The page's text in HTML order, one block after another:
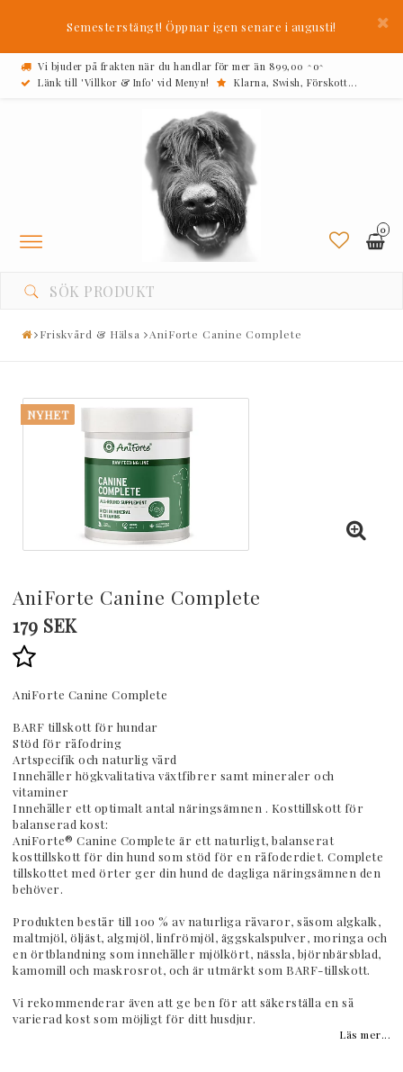
Semesterstängt! Öppnar igen senare i augusti!
Vi bjuder på frakten när du handlar för mer än 899,00 ^o^
Länk till 'Villkor & Info' vid Menyn!
Klarna, Swish, Förskott...
0
Toggle
navigation
Friskvård & Hälsa AniForte Canine Complete
NYHET
AniForte Canine Complete
179 SEK
Lägg till i favoritlistan
AniForte Canine Complete
BARF tillskott för hundar
Stöd för råfodring
Artspecifik och naturlig vård
Innehåller högkvalitativa växtfibrer samt mineraler och
vitaminer
Innehåller ett optimalt antal näringsämnen . Kosttillskott för
balanserad kost:
AniForte® Canine Complete är ett naturligt, balanserat
kosttillskott för din hund som stöd för en råfoderdiet. Complete
tillskottet med örter ger din hund de dagliga näringsämnen den
behöver.
Produkten består till 100 % av naturliga råvaror, såsom algkalk,
maltmjöl, öljäst, algmjöl, linfrömjöl, äggskalspulver, moringa och
en örtblandning som innehåller mjölkört, nässla, björnbärsblad,
kamomill och maskrosrot, och är utmärkt som BARF-tillskott.
Vi rekommenderar även att ge ben för att säkerställa en så
varierad kost som möjligt för ditt husdjur.
Läs mer...